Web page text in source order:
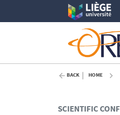
BACK HOME
SCIENTIFIC